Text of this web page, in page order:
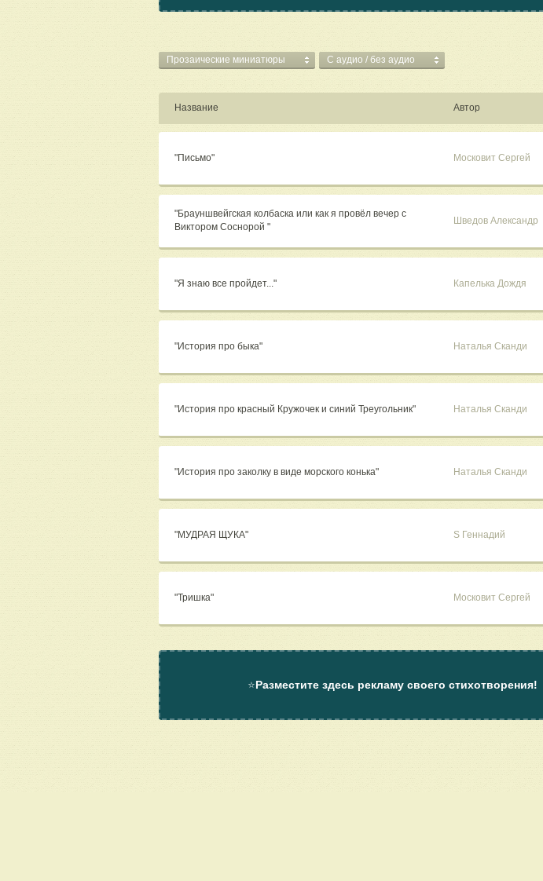
Прозаические миниатюры C аудио / без аудио
Название Автор
"Письмо" Московит Сергей
"Брауншвейгская колбаска или как я провёл вечер с
Виктором Соснорой "
Шведов Александр
"Я знаю все пройдет..." Капелька Дождя
"История про быка" Наталья Сканди
"История про красный Кружочек и синий Треугольник" Наталья Сканди
"История про заколку в виде морского конька" Наталья Сканди
"МУДРАЯ ЩУКА" S Геннадий
"Тришка" Московит Сергей
⭐Разместите здесь рекламу своего стихотворения!